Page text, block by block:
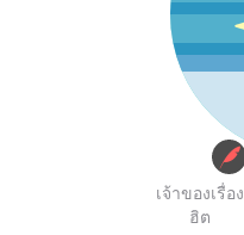
เจ้าของเรื่อง
ฮิต